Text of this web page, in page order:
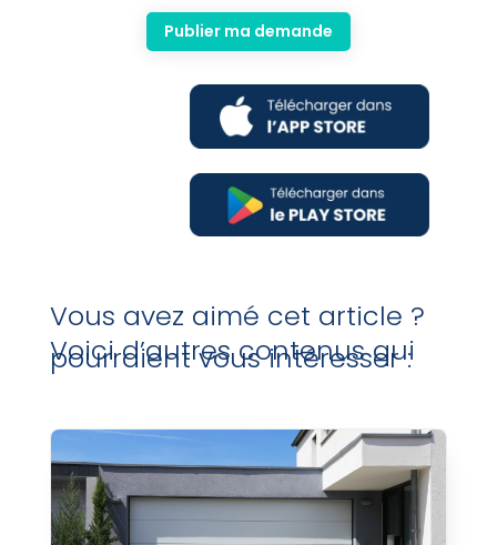
Publier ma demande
Vous avez aimé cet article ?
Voici d’autres contenus qui
pourraient vous intéresser :